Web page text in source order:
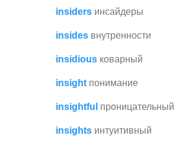
insiders инсайдеры
insides внутренности
insidious коварный
insight понимание
insightful проницательный
insights интуитивный